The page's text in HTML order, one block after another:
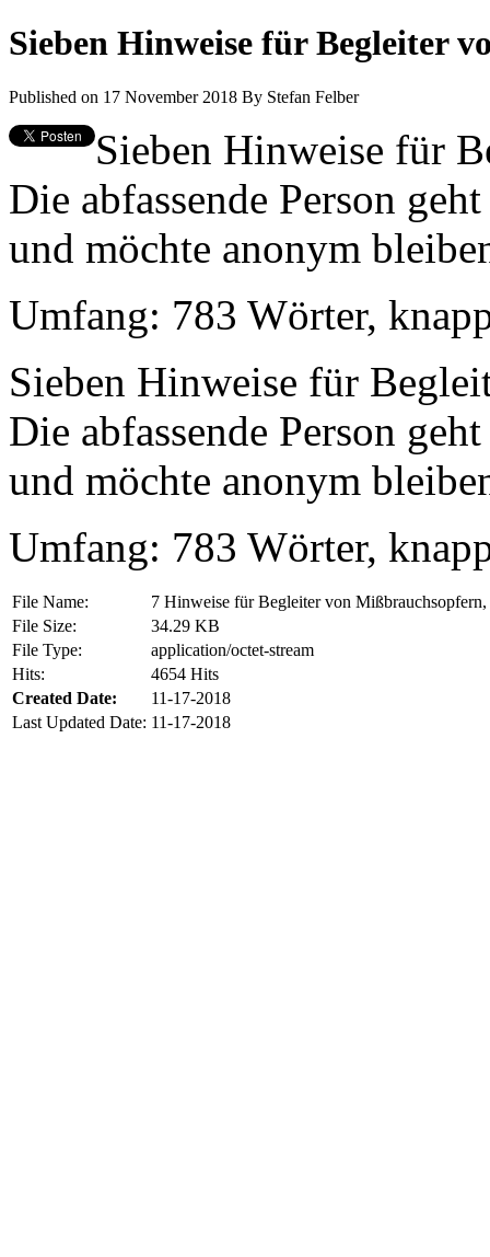
Sieben Hinweise für Begleiter
Published on 17 November 2018 By Stefan Felber
Sieben Hinweise für
Die abfassende Person
und möchte anonym
Umfang: 783 Wörter,
Sieben Hinweise für
Die abfassende Person
und möchte anonym
Umfang: 783 Wörter,
File Name:
7 Hinweise für Begleiter von
File Size:
34.29 KB
File Type:
application/octet-stream
Hits:
4654 Hits
Created Date:
11-17-2018
Last Updated Date: 11-17-2018